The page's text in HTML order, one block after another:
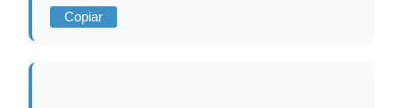
Copiar